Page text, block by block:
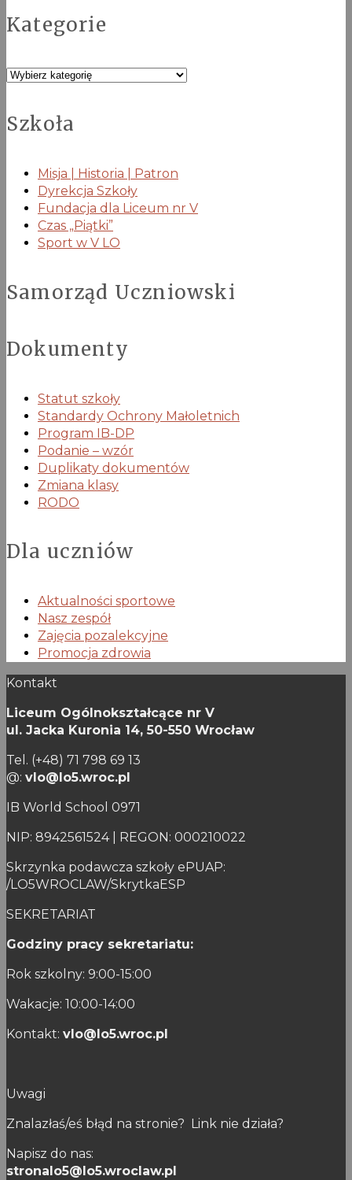
Kategorie
Kategorie
Szkoła
Misja | Historia | Patron
Dyrekcja Szkoły
Fundacja dla Liceum nr V
Czas „Piątki”
Sport w V LO
Samorząd Uczniowski
Dokumenty
Statut szkoły
Standardy Ochrony Małoletnich
Program IB-DP
Podanie – wzór
Duplikaty dokumentów
Zmiana klasy
RODO
Dla uczniów
Aktualności sportowe
Nasz zespół
Zajęcia pozalekcyjne
Promocja zdrowia
Kontakt
Liceum Ogólnokształcące nr V
ul. Jacka Kuronia 14, 50-550 Wrocław
Tel. (+48) 71 798 69 13
@: vlo@lo5.wroc.pl
IB World School 0971
NIP: 8942561524 | REGON: 000210022
Skrzynka podawcza szkoły ePUAP:
/LO5WROCLAW/SkrytkaESP
SEKRETARIAT
Godziny pracy sekretariatu:
Rok szkolny: 9:00-15:00
Wakacje: 10:00-14:00
Kontakt: vlo@lo5.wroc.pl
Uwagi
Znalazłaś/eś błąd na stronie? Link nie działa?
Napisz do nas:
stronalo5@lo5.wroclaw.pl